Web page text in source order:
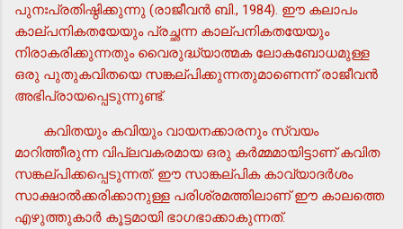
പുനഃപ്രതിഷ്ഠിക്കുന്നു (രാജീവന്‍ ബി., 1984). ഈ കലാപം
കാല്പനികതയേയും പ്രച്ഛന്ന കാല്പനികതയേയും
നിരാകരിക്കുന്നതും വൈരുദ്ധ്യാത്മക ലോകബോധമുള്ള
ഒരു പുതുകവിതയെ സങ്കല്പിക്കുന്നതുമാണെന്ന് രാജീവന്‍
അഭിപ്രായപ്പെടുന്നുണ്ട്.
കവിതയും കവിയും വായനക്കാരനും സ്വയം
മാറിത്തീരുന്ന വിപ്ലവകരമായ ഒരു കര്‍മ്മമായിട്ടാണ് കവിത
സങ്കല്പിക്കപ്പെടുന്നത്. ഈ സാങ്കല്പിക കാവ്യാദര്‍ശം
സാക്ഷാല്‍ക്കരിക്കാനുള്ള പരിശ്രമത്തിലാണ് ഈ കാലത്തെ
എഴുത്തുകാര്‍ കൂട്ടമായി ഭാഗഭാക്കാകുന്നത്.